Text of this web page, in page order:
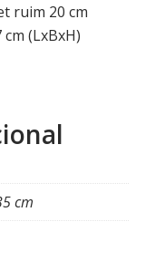
ruim 20 cm
(LxBxH)
cm